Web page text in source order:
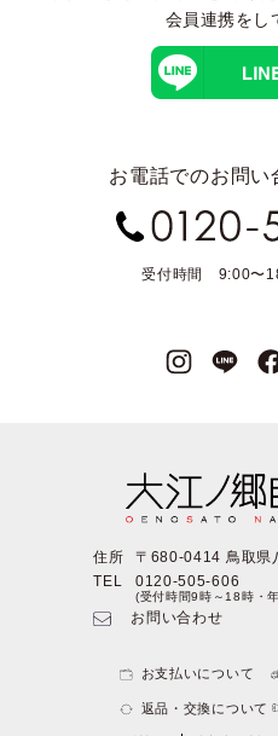
会員連携をし
お電話でのお問い
受付時間 9:00〜
住所
〒680-0414 鳥取県
TEL
0120-505-606
(受付時間9時～18時・
お問い合わせ
お支払いについて
返品・交換について